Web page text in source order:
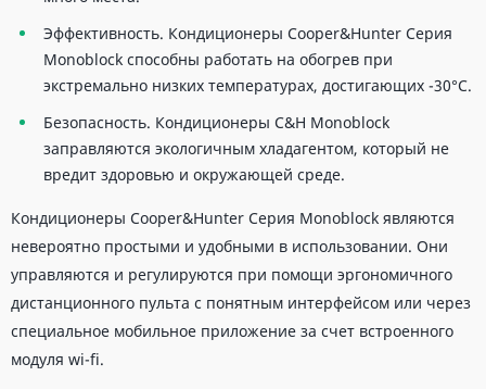
Эффективность. Кондиционеры Cooper&Hunter Серия
Monoblock способны работать на обогрев при
экстремально низких температурах, достигающих -30°C.
Безопасность. Кондиционеры C&H Monoblock
заправляются экологичным хладагентом, который не
вредит здоровью и окружающей среде.
Кондиционеры Cooper&Hunter Серия Monoblock являются
невероятно простыми и удобными в использовании. Они
управляются и регулируются при помощи эргономичного
дистанционного пульта с понятным интерфейсом или через
специальное мобильное приложение за счет встроенного
модуля wi-fi.